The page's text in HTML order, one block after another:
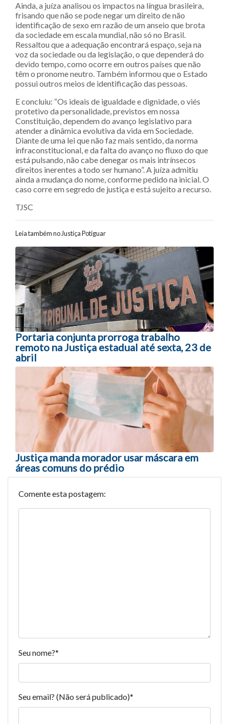
Ainda, a juíza analisou os impactos na língua brasileira,
frisando que não se pode negar um direito de não
identificação de sexo em razão de um anseio que brota
da sociedade em escala mundial, não só no Brasil.
Ressaltou que a adequação encontrará espaço, seja na
voz da sociedade ou da legislação, o que dependerá do
devido tempo, como ocorre em outros países que não
têm o pronome neutro. Também informou que o Estado
possui outros meios de identificação das pessoas.
E concluiu: “Os ideais de igualdade e dignidade, o viés
protetivo da personalidade, previstos em nossa
Constituição, dependem do avanço legislativo para
atender a dinâmica evolutiva da vida em Sociedade.
Diante de uma lei que não faz mais sentido, da norma
infraconstitucional, e da falta do avanço no fluxo do que
está pulsando, não cabe denegar os mais intrínsecos
direitos inerentes a todo ser humano”. A juíza admitiu
ainda a mudança do nome, conforme pedido na inicial. O
caso corre em segredo de justiça e está sujeito a recurso.
TJSC
Leia também no Justiça Potiguar
Navegação entre posts
Portaria conjunta prorroga trabalho
remoto na Justiça estadual até sexta, 23 de
abril
Justiça manda morador usar máscara em
áreas comuns do prédio
Comente esta postagem:
Seu nome?*
Seu email? (Não será publicado)*